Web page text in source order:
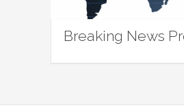
Breaking News